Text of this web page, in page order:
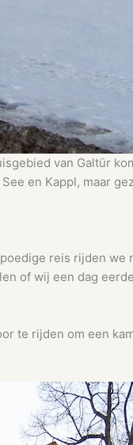
van Galtür
en Kappl, maar
reis rijden
of wij een dag
te rijden om een